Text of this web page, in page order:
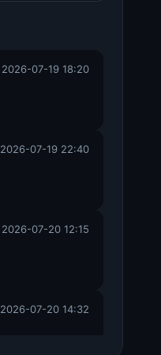
2026-07-19 18:20
2026-07-19 22:40
2026-07-20 12:15
2026-07-20 14:32